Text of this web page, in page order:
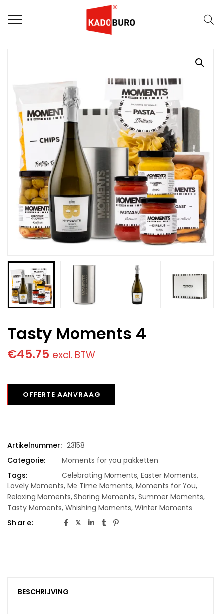
Home
Moments for you pakketten
Tasty Moments 4
€45.75 excl. BTW
OFFERTE AANVRAAG
Artikelnummer: 23158
Categorie:
Moments for you pakketten
Tags:
Celebrating Moments, Easter Moments,
Lovely Moments, Me Time Moments, Moments for You,
Relaxing Moments, Sharing Moments, Summer Moments,
Tasty Moments, Whishing Moments, Winter Moments
Share:
BESCHRIJVING